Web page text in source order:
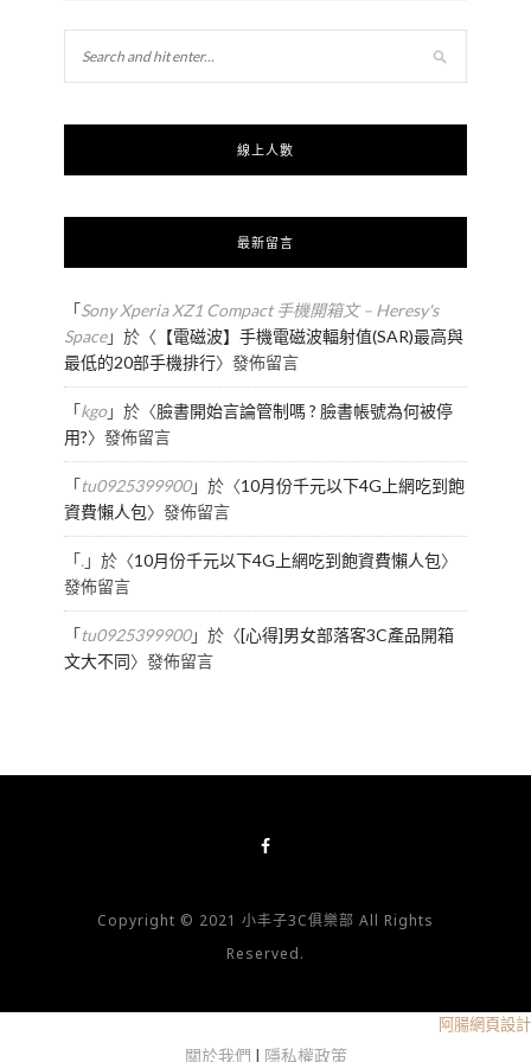
線上人數
最新留言
「Sony Xperia XZ1 Compact 手機開箱文 – Heresy's
Space」於〈 【電磁波】手機電磁波輻射值(SAR)最高與
最低的20部手機排行〉發佈留言
「kgo」於〈臉書開始言論管制嗎 ? 臉書帳號為何被停
用?〉發佈留言
「tu0925399900」於〈10月份千元以下4G上網吃到飽
資費懶人包〉發佈留言
「.」於〈10月份千元以下4G上網吃到飽資費懶人包〉
發佈留言
「tu0925399900」於〈[心得]男女部落客3C產品開箱
文大不同〉發佈留言
Copyright © 2021 小丰子3C俱樂部 All Rights
Reserved.
阿腸網頁設計
關於我們 | 隱私權政策